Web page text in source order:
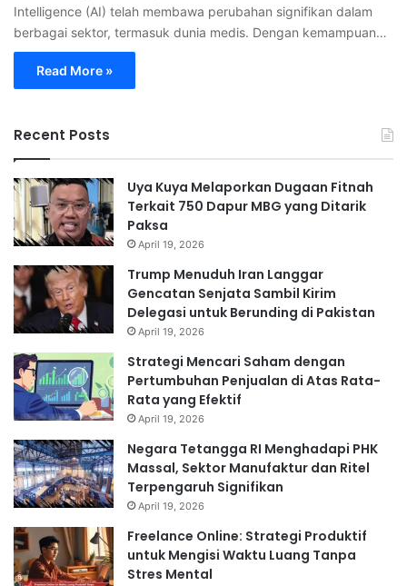
Intelligence (AI) telah membawa perubahan signifikan dalam
berbagai sektor, termasuk dunia medis. Dengan kemampuan…
Read More »
Recent Posts
Uya Kuya Melaporkan Dugaan Fitnah
Terkait 750 Dapur MBG yang Ditarik
Paksa
April 19, 2026
Trump Menuduh Iran Langgar
Gencatan Senjata Sambil Kirim
Delegasi untuk Berunding di Pakistan
April 19, 2026
Strategi Mencari Saham dengan
Pertumbuhan Penjualan di Atas Rata-
Rata yang Efektif
April 19, 2026
Negara Tetangga RI Menghadapi PHK
Massal, Sektor Manufaktur dan Ritel
Terpengaruh Signifikan
April 19, 2026
Freelance Online: Strategi Produktif
untuk Mengisi Waktu Luang Tanpa
Stres Mental